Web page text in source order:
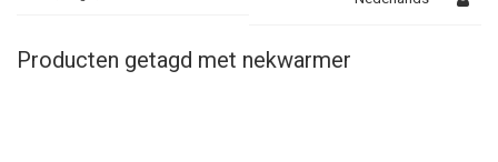
Producten getagd met nekwarmer